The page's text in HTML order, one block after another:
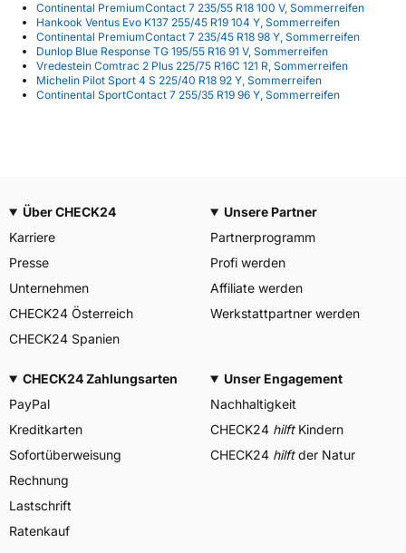
Continental PremiumContact 7 235/55 R18 100 V, Sommerreifen
Hankook Ventus Evo K137 255/45 R19 104 Y, Sommerreifen
Continental PremiumContact 7 235/45 R18 98 Y, Sommerreifen
Dunlop Blue Response TG 195/55 R16 91 V, Sommerreifen
Vredestein Comtrac 2 Plus 225/75 R16C 121 R, Sommerreifen
Michelin Pilot Sport 4 S 225/40 R18 92 Y, Sommerreifen
Continental SportContact 7 255/35 R19 96 Y, Sommerreifen
Über CHECK24
Karriere
Presse
Unternehmen
CHECK24 Österreich
CHECK24 Spanien
Unsere Partner
Partnerprogramm
Profi werden
Affiliate werden
Werkstattpartner werden
CHECK24 Zahlungsarten
PayPal
Kreditkarten
Sofortüberweisung
Rechnung
Lastschrift
Ratenkauf
Unser Engagement
Nachhaltigkeit
CHECK24 hilftKindern
CHECK24 hilftder Natur